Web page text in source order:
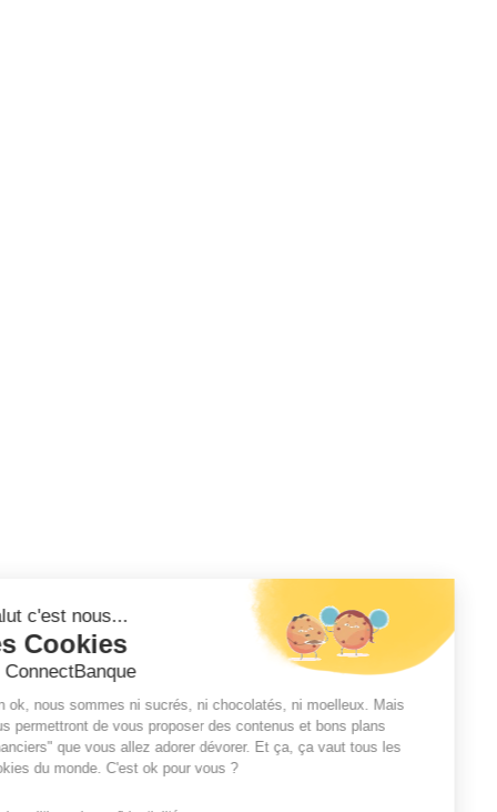
Salut c'est nous...
les Cookies
de ConnectBanque
Bon ok, nous sommes ni sucrés, ni chocolatés, ni moelleux. Mais
nous permettront de vous proposer des contenus et bons plans
"financiers" que vous allez adorer dévorer. Et ça, ça vaut tous les
cookies du monde. C'est ok pour vous ?